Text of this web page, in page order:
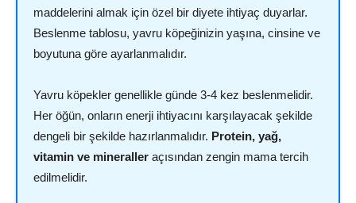
maddelerini almak için özel bir diyete ihtiyaç duyarlar.
Beslenme tablosu, yavru köpeğinizin yaşına, cinsine ve
boyutuna göre ayarlanmalıdır.
Yavru köpekler genellikle günde 3-4 kez beslenmelidir.
Her öğün, onların enerji ihtiyacını karşılayacak şekilde
dengeli bir şekilde hazırlanmalıdır. Protein, yağ,
vitamin ve mineraller açısından zengin mama tercih
edilmelidir.